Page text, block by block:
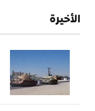
الأخيرة